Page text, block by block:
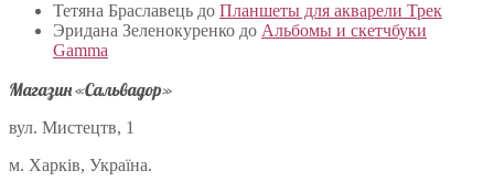
Тетяна Браславець до Планшеты для акварели Трек
Эридана Зеленокуренко до Альбомы и скетчбуки
Gamma
Магазин «Сальвадор»
вул. Мистецтв, 1
м. Харків, Україна.